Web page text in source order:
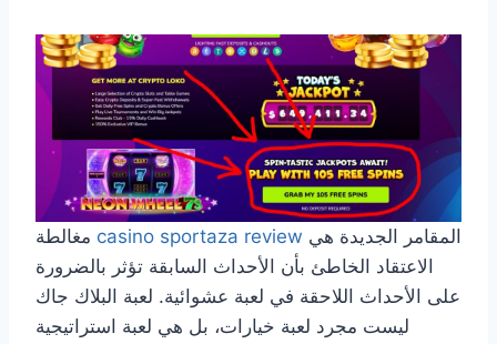
casino sportaza review
الاعتقاد الخاطئ بأن الأحداث السابقة تؤثر بالضرورة
على الأحداث اللاحقة في لعبة عشوائية. لعبة البلاك جاك
ليست مجرد لعبة خيارات، بل هي لعبة استراتيجية